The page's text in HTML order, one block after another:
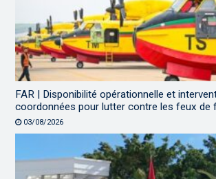
FAR | Disponibilité opérationnelle et
coordonnées pour lutter contre les feux de
03/08/2026